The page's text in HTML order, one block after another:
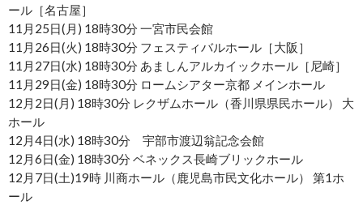
ール［名古屋］
11月25日(月) 18時30分 一宮市民会館
11月26日(火) 18時30分 フェスティバルホール［大阪］
11月27日(水) 18時30分 あましんアルカイックホール［尼崎］
11月29日(金) 18時30分 ロームシアター京都 メインホール
12月2日(月) 18時30分 レクザムホール（香川県県民ホール） 大
ホール
12月4日(水) 18時30分 宇部市渡辺翁記念会館
12月6日(金) 18時30分 ベネックス長崎ブリックホール
12月7日(土)19時 川商ホール（鹿児島市民文化ホール） 第1ホ
ール